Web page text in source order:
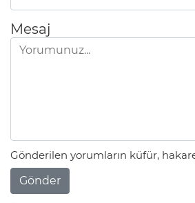
Mesaj
Gönderilen yorumların küfür,
Gönder